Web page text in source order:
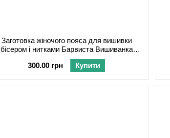
Заготовка жіночого пояса для вишивки
бісером і нитками Барвиста Вишиванка
Поділля ПС070лЧнннн
300.00 грн
Купити